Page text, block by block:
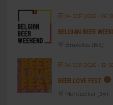
04 SEP 2026- 06
BELGIAN BEER
Bruxelles (BE)
04 SEP 2026- 12
BEER LOVE FEST
Montpellier (34)